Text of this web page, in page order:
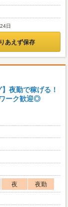
日
あえず保存
夜勤で稼げる！
ーク歓迎◎
夜
夜勤